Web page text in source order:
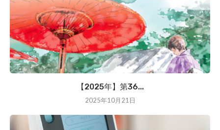
【2025年】第36...
2025年10月21日